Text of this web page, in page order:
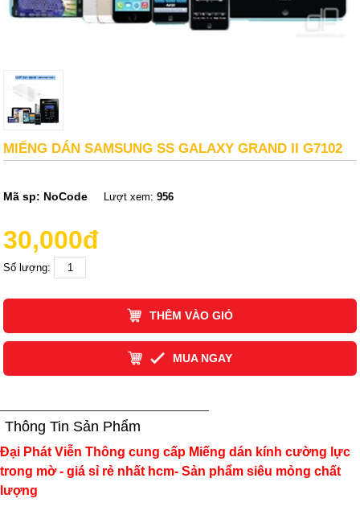
MIẾNG DÁN SAMSUNG SS GALAXY GRAND II G7102
Mã sp: NoCode Lượt xem:956
30,000đ
Số lượng:
THÊM VÀO GIỎ
MUA NGAY
Thông Tin Sản Phẩm
Đại Phát Viễn Thông cung cấp Miếng dán kính cường lực
trong mờ - giá sỉ rẻ nhất hcm- Sản phẩm siêu mỏng chất
lượng